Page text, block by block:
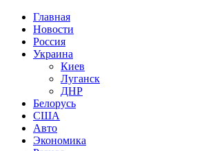
Главная
Новости
Россия
Украина
Киев
Луганск
ДНР
Белорусь
США
Авто
Экономика